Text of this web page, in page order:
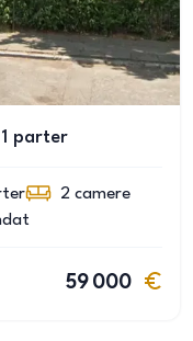
parter
2 camere
59 000